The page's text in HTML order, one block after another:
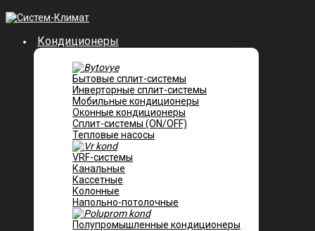
Кондиционеры
Бытовые сплит-системы
Инверторные сплит-системы
Мобильные кондиционеры
Оконные кондиционеры
Сплит-системы (ON/OFF)
Тепловые насосы
VRF-системы
Канальные
Касcетные
Колонные
Напольно-потолочные
Полупромышленные кондиционеры